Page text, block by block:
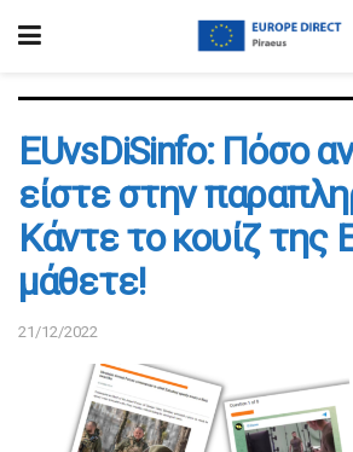
EUvsDiSinfo: Πόσο
είστε στην
Κάντε το κουίζ της
μάθετε!
21/12/2022